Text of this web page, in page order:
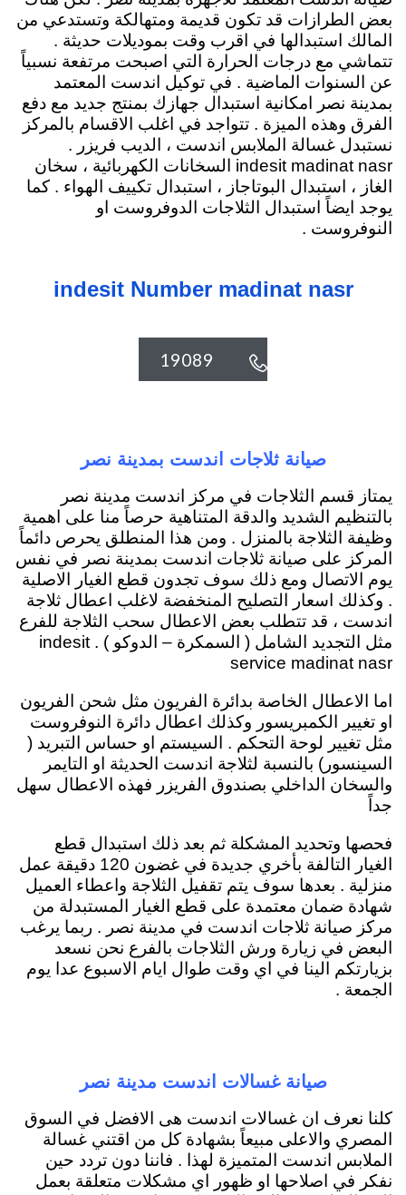
بعض الطرازات قد تكون قديمة ومتهالكة وتستدعي من
المالك استبدالها في اقرب وقت بموديلات حديثة .
تتماشي مع درجات الحرارة التي اصبحت مرتفعة نسبياً
عن السنوات الماضية . في توكيل اندست المعتمد
بمدينة نصر امكانية استبدال جهازك بمنتج جديد مع دفع
الفرق وهذه الميزة . تتواجد في اغلب الاقسام بالمركز
نستبدل غسالة الملابس اندست ، الديب فريزر .
indesit madinat nasr السخانات الكهربائية
، سخان
الغاز ، استبدال البوتاجاز ، استبدال تكييف الهواء . كما
يوجد ايضاً استبدال الثلاجات الدوفروست او
النوفروست .
indesit Number madinat nasr

19089
صيانة ثلاجات اندست بمدينة نصر
يمتاز قسم الثلاجات في مركز اندست مدينة نصر
بالتنظيم الشديد والدقة المتناهية حرصاً منا على اهمية
وظيفة الثلاجة بالمنزل . ومن هذا المنطلق يحرص دائماً
المركز على صيانة ثلاجات اندست بمدينة نصر في نفس
يوم الاتصال ومع ذلك سوف تجدون قطع الغيار الاصلية
. وكذلك اسعار التصليح المنخفضة لاغلب اعطال ثلاجة
اندست ، قد تتطلب بعض الاعطال سحب الثلاجة للفرع
مثل التجديد الشامل ( السمكرة – الدوكو ) . indesit
service madinat nasr
اما الاعطال الخاصة بدائرة الفريون مثل شحن الفريون
او تغيير الكمبريسور وكذلك اعطال دائرة النوفروست
مثل تغيير لوحة التحكم . السيستم او حساس التبريد (
السينسور) بالنسبة لثلاجة اندست الحديثة او التايمر
والسخان الداخلي بصندوق الفريزر فهذه الاعطال سهل
جداً
فحصها وتحديد المشكلة ثم بعد ذلك استبدال قطع
الغيار التالفة بأخري جديدة في غضون 120 دقيقة عمل
منزلية . بعدها سوف يتم تقفيل الثلاجة واعطاء العميل
شهادة ضمان معتمدة على قطع الغيار المستبدلة من
مركز صيانة ثلاجات اندست في مدينة نصر . ربما يرغب
البعض في زيارة ورش الثلاجات بالفرع نحن نسعد
بزيارتكم الينا في اي وقت طوال ايام الاسبوع عدا يوم
الجمعة .
صيانة غسالات اندست مدينة نصر
كلنا نعرف ان غسالات اندست هى الافضل في السوق
المصري والاعلى مبيعاً بشهادة كل من اقتني غسالة
الملابس اندست المتميزة لهذا . فاننا دون تردد حين
نفكر في اصلاحها او ظهور اي مشكلات متعلقة بعمل